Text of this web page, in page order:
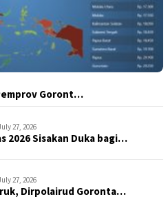
Goront…
27, 2026
2026 Sisakan Duka bagi…
27, 2026
Dirpolairud Goronta…